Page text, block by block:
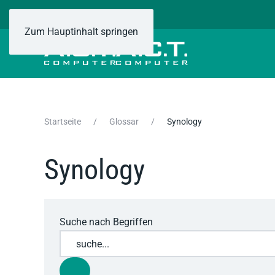
Zum Hauptinhalt springen
Startseite Glossar Synology
Synology
Suche nach Begriffen